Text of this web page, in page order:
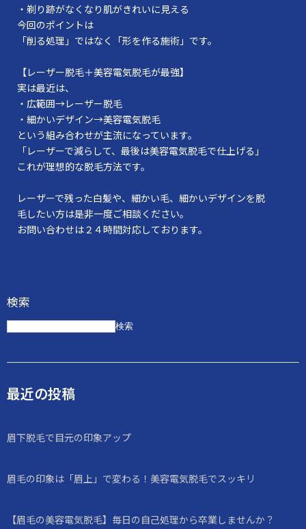
・剃り跡がなくなり肌がきれいに見える
今回のポイントは
「削る処理」ではなく「形を作る施術」です。
【レーザー脱毛＋美容電気脱毛が最強】
実は最近は、
・広範囲→レーザー脱毛
・細かいデザイン→美容電気脱毛
という組み合わせが主流になっています。
「レーザーで減らして、最後は美容電気脱毛で仕上げる」
これが理想的な脱毛方法です。
レーザーで残った白髪や、細かい毛、細かいデザインを脱
毛したい方は是非一度ご相談ください。
お問い合わせは２４時間対応しております。
検索
検索
最近の投稿
眉下脱毛で目元の印象アップ
眉毛の印象は「眉上」で変わる！美容電気脱毛でスッキリ
【眉毛の美容電気脱毛】毎日の自己処理から卒業しませんか？